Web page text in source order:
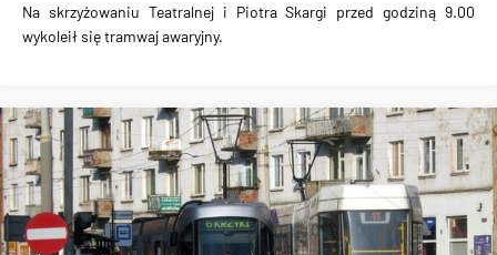
Na skrzyżowaniu Teatralnej i Piotra Skargi przed godziną 9.00
wykoleił się tramwaj awaryjny.